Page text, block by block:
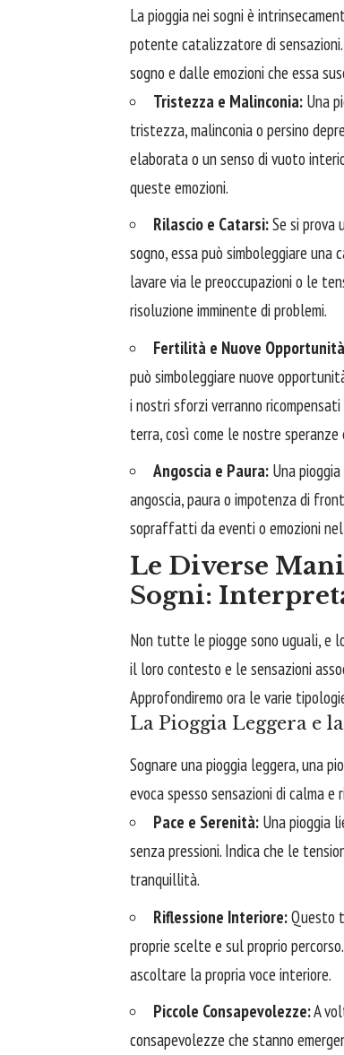
La pioggia nei sogni è
potente catalizzatore di
sogno e dalle emozioni che essa
Tristezza e Malinconia: Una
tristezza, malinconia o persino
elaborata o un senso di vuoto
queste emozioni.
Rilascio e Catarsi:Se si prova
sogno, essa può simboleggiare una
lavare via le preoccupazioni o le
risoluzione imminente di problemi.
Fertilità e Nuove
può simboleggiare nuove
i nostri sforzi verranno
terra, così come le nostre speranze
Angoscia e Paura: Una
angoscia, paura o impotenza di
sopraffatti da eventi o emozioni
Le Diverse
Sogni:
Non tutte le piogge sono uguali, e
il loro contesto e le sensazioni
Approfondiremo ora le varie
La Pioggia Leggera e
Sognare una pioggia leggera, una
evoca spesso sensazioni di calma
Pace e Serenità: Una pioggia
senza pressioni. Indica che le
tranquillità.
Riflessione Interiore:Questo
proprie scelte e sul proprio
ascoltare la propria voce interiore.
Piccole Consapevolezze:A
consapevolezze che stanno